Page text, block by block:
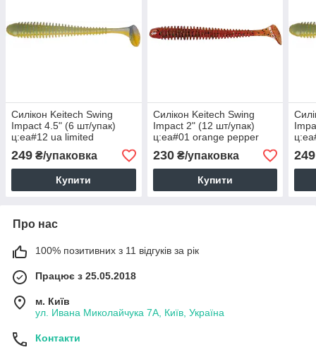
Силікон Keitech Swing
Impact 4.5" (6 шт/упак)
ц:ea#12 ua limited
249 ₴/упаковка
Купити
Силікон Keitech Swing
Impact 2" (12 шт/упак)
ц:ea#01 orange pepper
230₴/упаковка
Купити
249
Про нас
100% позитивних з 11 відгуків за рік
Працює з 25.05.2018
м. Київ
ул. Ивана Миколайчука 7А, Київ, Україна
Контакти